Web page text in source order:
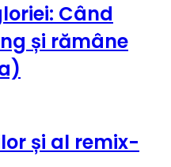
Când
și rămâne
și al remix-